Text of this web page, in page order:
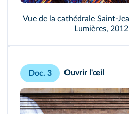
Vue de la cathédrale
Lumières,
Doc. 3 Ouvrir l'œil